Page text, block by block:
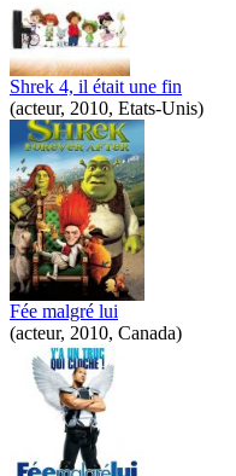
Shrek 4, il était une fin
(acteur, 2010, Etats-Unis)
Fée malgré lui
(acteur, 2010, Canada)